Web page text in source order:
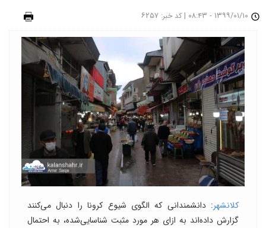
| کد خبر: ۶۲۵۷
کلانشهر: دانشمندانی که الگوی شیوع کرونا را دنبال می‌کنند
گزارش داده‌اند به ازای هر مورد مثبت شناسایی‌شده، به احتمال